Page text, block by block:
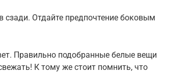
сзади. Отдайте предпочтение боковым
Правильно подобранные белые вещи
К тому же стоит помнить, что